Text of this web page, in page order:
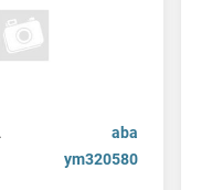
aba
ym320580